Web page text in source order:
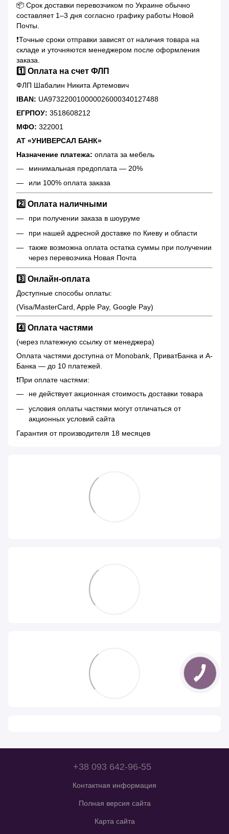
📦 Срок доставки перевозчиком по Украине обычно
составляет 1–3 дня согласно графику работы Новой
Почты.
❗️Точные сроки отправки зависят от наличия товара на
складе и уточняются менеджером после оформления
заказа.
1️⃣ Оплата на счет ФЛП
ФЛП Шабалин Никита Артемович
IBAN: UA973220010000026000340127488
ЕГРПОУ: 3518608212
МФО: 322001
АТ «УНИВЕРСАЛ БАНК»
Назначение платежа: оплата за мебель
минимальная предоплата — 20%
или 100% оплата заказа
2️⃣ Оплата наличными
при получении заказа в шоуруме
при нашей адресной доставке по Киеву и области
также возможна оплата остатка суммы при получении
через перевозчика Новая Почта
3️⃣ Онлайн-оплата
Доступные способы оплаты:
(Visa/MasterCard, Apple Pay, Google Pay)
4️⃣ Оплата частями
(через платежную ссылку от менеджера)
Оплата частями доступна от Monobank, ПриватБанка и А-
Банка — до 10 платежей.
❗️При оплате частями:
не действует акционная стоимость доставки товара
условия оплаты частями могут отличаться от
акционных условий сайта
Гарантия от производителя 18 месяцев
+38 093 642-96-55
Контактная информация
Полная версия сайта
Карта сайта